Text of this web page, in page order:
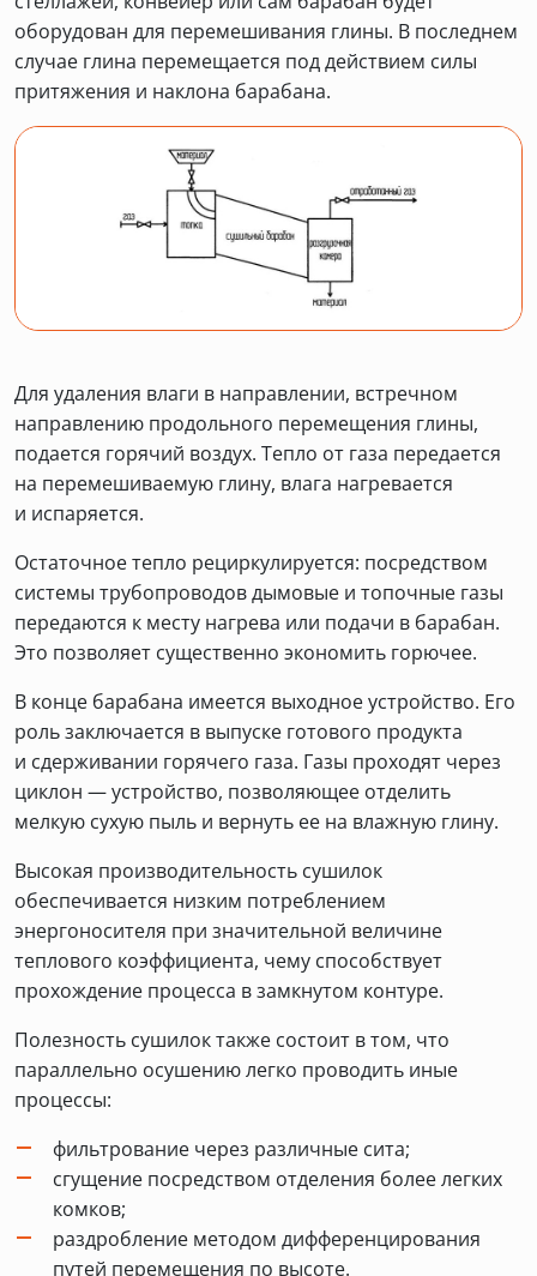
оборудован для перемешивания глины. В последнем
случае глина перемещается под действием силы
притяжения и наклона барабана.
Для удаления влаги в направлении, встречном
направлению продольного перемещения глины,
подается горячий воздух. Тепло от газа передается
на перемешиваемую глину, влага нагревается
и испаряется.
Остаточное тепло рециркулируется: посредством
системы трубопроводов дымовые и топочные газы
передаются к месту нагрева или подачи в барабан.
Это позволяет существенно экономить горючее.
В конце барабана имеется выходное устройство. Его
роль заключается в выпуске готового продукта
и сдерживании горячего газа. Газы проходят через
циклон — устройство, позволяющее отделить
мелкую сухую пыль и вернуть ее на влажную глину.
Высокая производительность сушилок
обеспечивается низким потреблением
энергоносителя при значительной величине
теплового коэффициента, чему способствует
прохождение процесса в замкнутом контуре.
Полезность сушилок также состоит в том, что
параллельно осушению легко проводить иные
процессы:
фильтрование через различные сита;
сгущение посредством отделения более легких
комков;
раздробление методом дифференцирования
путей перемещения по высоте.